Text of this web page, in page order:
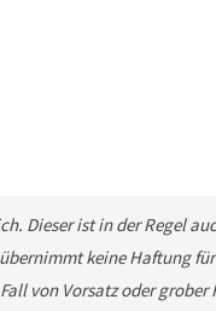
Dieser ist in der Regel
keine Haftung
von Vorsatz oder grober